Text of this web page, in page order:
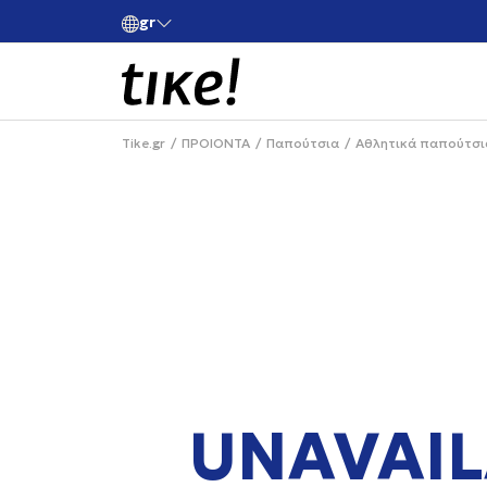
grΚάνε εγγραφή και κέρδισε -10% στην πρώτη σου
Tike.gr ΠΡΟΙΟΝΤΑ Παπούτσια Αθλητικά